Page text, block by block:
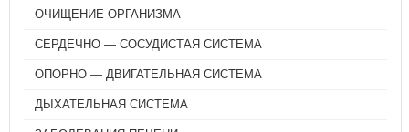
ОЧИЩЕНИЕ ОРГАНИЗМА
СЕРДЕЧНО — СОСУДИСТАЯ СИСТЕМА
ОПОРНО — ДВИГАТЕЛЬНАЯ СИСТЕМА
ДЫХАТЕЛЬНАЯ СИСТЕМА